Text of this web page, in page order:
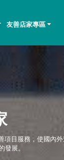
友善店家專區
目服務，使國內
展。